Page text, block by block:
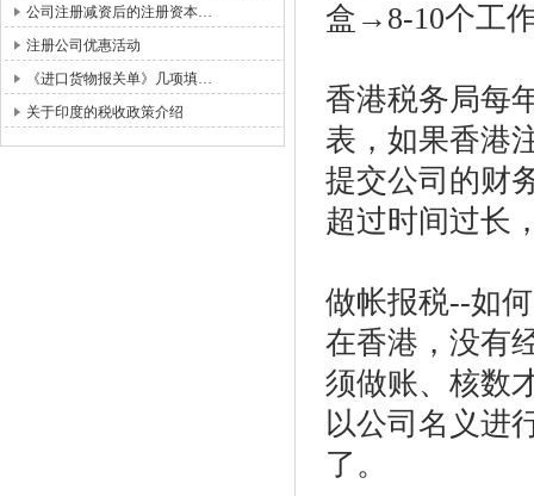
公司注册减资后的注册资本…
注册公司优惠活动
《进口货物报关单》几项填…
关于印度的税收政策介绍
盒→ 8-10个工
香港税务局每
表，如果香港
提交公司的财
超过时间过长
做帐报税--如
在香港，没有
须做账、核数
以公司名义进
了。